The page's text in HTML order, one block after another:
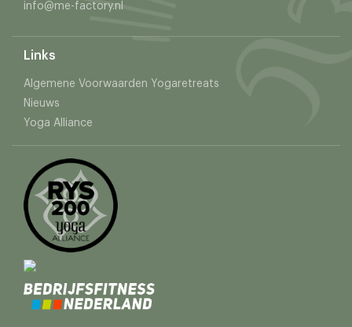
info@me-factory.nl
Links
Algemene Voorwaarden Yogaretreats
Nieuws
Yoga Alliance